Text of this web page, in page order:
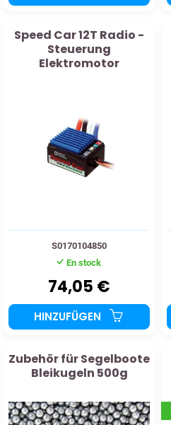
Speed ​​Car 12T Radio -
Steuerung
Elektromotor
S0170104850
En stock
74,05 €
HINZUFÜGEN
Zubehör für Segelboote
Bleikugeln 500g